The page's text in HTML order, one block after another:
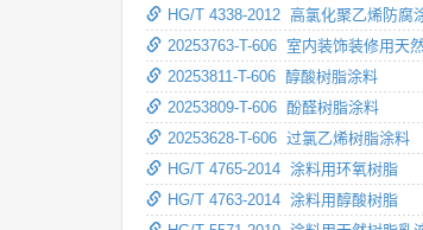
HG/T 4338-2012 高氯化聚乙烯防腐
20253763-T-606 室内装饰装修用天
20253811-T-606 醇酸树脂涂料
20253809-T-606 酚醛树脂涂料
20253628-T-606 过氯乙烯树脂涂料
HG/T 4765-2014 涂料用环氧树脂
HG/T 4763-2014 涂料用醇酸树脂